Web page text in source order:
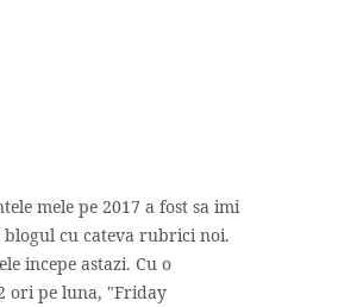
mele pe 2017 a fost sa imi
blogul cu cateva rubrici noi.
incepe astazi. Cu o
ori pe luna, "Friday